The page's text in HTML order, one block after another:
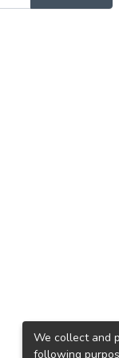
We collect and
following